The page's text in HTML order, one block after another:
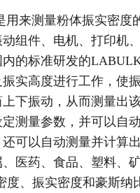
来测量粉体振实密度
组件、电机、打印机
的标准研发的
实高度进行工作，使
下振动，从而测量出
测量参数，并可以自
可以自动测量并计算
医药、食品、塑料、
度、振实密度和豪斯纳